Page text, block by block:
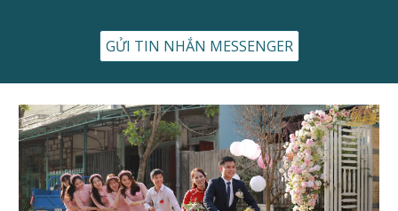
GỬI TIN NHẮN MESSENGER